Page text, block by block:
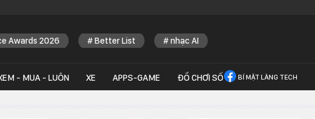
Awards 2026 Better List nhạc AI
- MUA - LUÔN XE APPS-GAME ĐỒ CHƠI SỐ BÍ MẬT LÀNG TECH